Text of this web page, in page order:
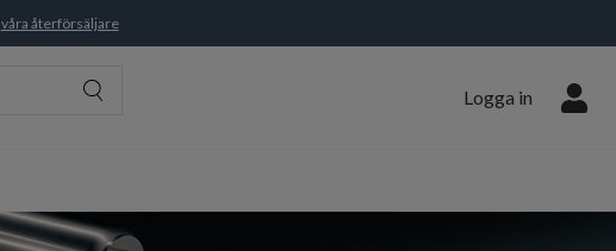
våra återförsäljare
Logga in